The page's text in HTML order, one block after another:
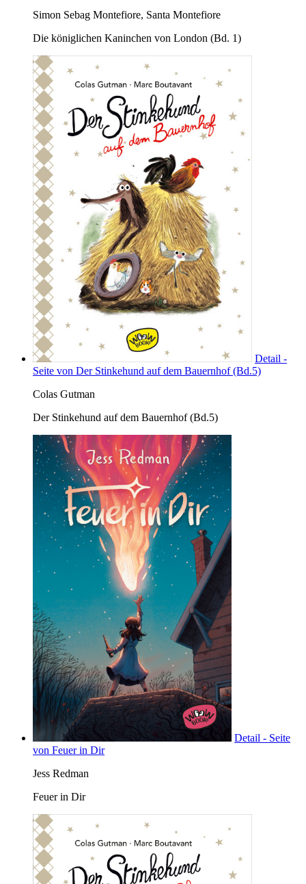
Simon Sebag Montefiore, Santa Montefiore
Die königlichen Kaninchen von London (Bd. 1)
Detail -
Seite von Der Stinkehund auf dem Bauernhof (Bd.5)
Colas Gutman
Der Stinkehund auf dem Bauernhof (Bd.5)
Detail - Seite
von Feuer in Dir
Jess Redman
Feuer in Dir